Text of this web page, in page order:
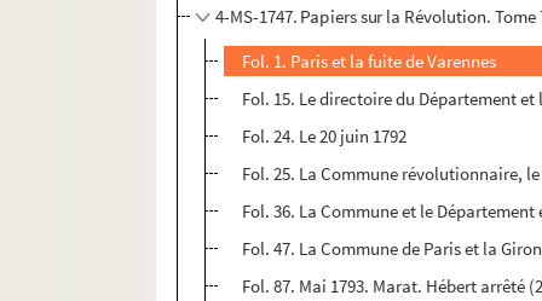
4-MS-1747. Papiers sur la Révolution. Tome
Fol. 1. Paris et la fuite de Varennes
Fol. 15. Le directoire du Département
Fol. 24. Le 20 juin 1792
Fol. 25. La Commune révolutionnaire,
Fol. 36. La Commune et le
Fol. 47. La Commune de Paris et la
Fol. 87. Mai 1793. Marat. Hébert arrêté